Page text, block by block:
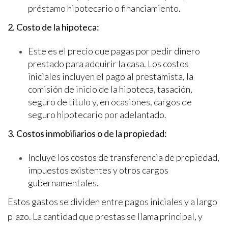
préstamo hipotecario o financiamiento.
2. Costo de la hipoteca:
Este es el precio que pagas por pedir dinero
prestado para adquirir la casa. Los costos
iniciales incluyen el pago al prestamista, la
comisión de inicio de la hipoteca, tasación,
seguro de título y, en ocasiones, cargos de
seguro hipotecario por adelantado.
3. Costos inmobiliarios o de la propiedad:
Incluye los costos de transferencia de propiedad,
impuestos existentes y otros cargos
gubernamentales.
Estos gastos se dividen entre pagos iniciales y a largo
plazo. La cantidad que prestas se llama principal, y